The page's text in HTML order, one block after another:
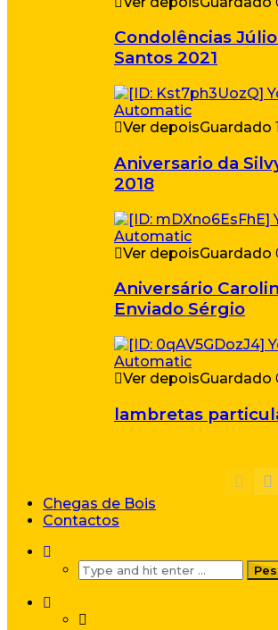
Condolências
Santos 2021
Ver depoisGuardado
Aniversario da
2018
Ver depoisGuardado
Aniversário
Enviado Sérgio
Ver depoisGuardado
lambretas
Chegas de Bois
Contactos